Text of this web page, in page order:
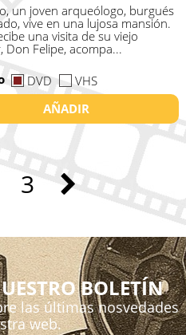
un joven arqueólogo, burgués
vive en una lujosa mansión.
una visita de su viejo
Don Felipe, acompa...
DVD
VHS
AÑADIR
3
BOLETÍN
las últimas nosvedades
web.